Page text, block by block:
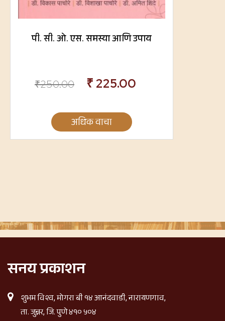
पी. सी. ओ. एस. समस्या आणि उपाय
₹250.00 ₹225.00
अधिक वाचा
सनय प्रकाशन
शुभम विश्व, मोगरा बी १४ आनंदवाडी, नारायणगाव,
ता. जुन्नर, जि. पुणे ४१० ५०४